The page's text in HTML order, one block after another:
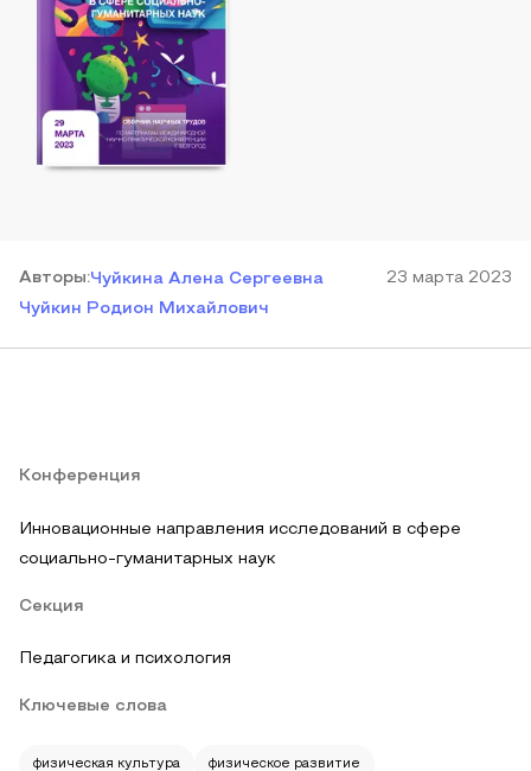
Авторы:Чуйкина Алена Сергеевна
Чуйкин Родион Михайлович
23 марта 2023
Конференция
Инновационные направления исследований в сфере
социально-гуманитарных наук
Секция
Педагогика и психология
Ключевые слова
физическая культура физическое развитие